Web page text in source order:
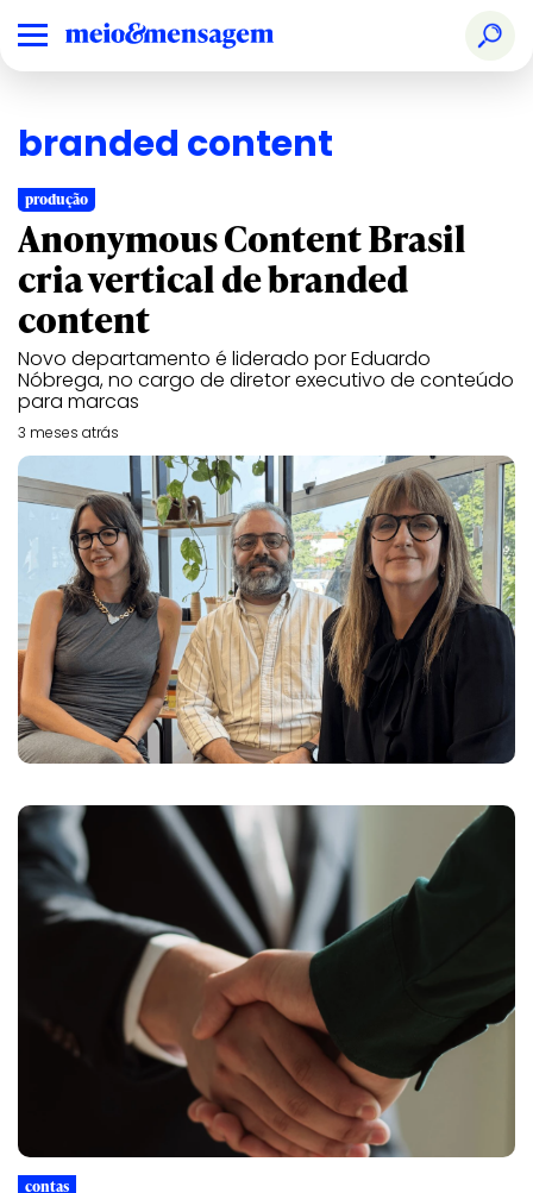
branded content
produção
Anonymous Content Brasil
cria vertical de branded
content
Novo departamento é liderado por Eduardo
Nóbrega, no cargo de diretor executivo de conteúdo
para marcas
3 meses atrás
contas